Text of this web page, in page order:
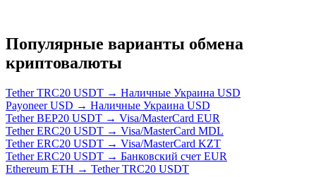
Популярные варианты обмена
криптовалюты
Tether TRC20 USDT → Наличные Украина USD
Payoneer USD → Наличные Украина USD
Tether BEP20 USDT → Visa/MasterCard EUR
Tether ERC20 USDT → Visa/MasterCard MDL
Tether ERC20 USDT → Visa/MasterCard KZT
Tether ERC20 USDT → Банковский счет EUR
Ethereum ETH → Tether TRC20 USDT